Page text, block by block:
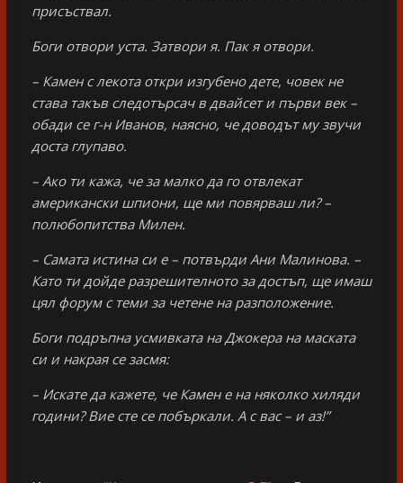
присъствал.
Боги отвори уста. Затвори я. Пак я отвори.
– Камен с лекота откри изгубено дете, човек не
става такъв следотърсач в двайсет и първи век –
обади се г-н Иванов, наясно, че доводът му звучи
доста глупаво.
– Ако ти кажа, че за малко да го отвлекат
американски шпиони, ще ми повярваш ли? –
полюбопитства Милен.
– Самата истина си е – потвърди Ани Малинова. –
Като ти дойде разрешителното за достъп, ще имаш
цял форум с теми за четене на разположение.
Боги подръпна усмивката на Джокера на маската
си и накрая се засмя:
– Искате да кажете, че Камен е на няколко хиляди
години? Вие сте се побъркали. А с вас – и аз!”